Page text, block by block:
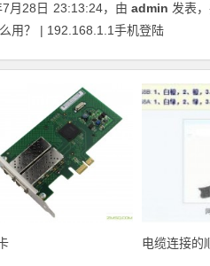
月28日 23:13:24，由 admin 发表
用？ | 192.168.1.1手机登陆
电缆连接的